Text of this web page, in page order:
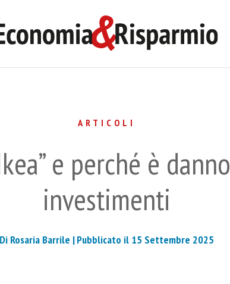
ARTICOLI
e perché è
investimenti
Di Rosaria Barrile |Pubblicato il 15 Settembre 2025